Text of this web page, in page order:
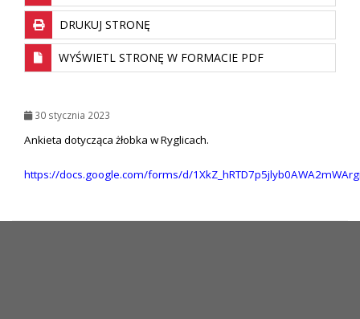
DRUKUJ STRONĘ
WYŚWIETL STRONĘ W FORMACIE PDF
30 stycznia 2023
Ankieta dotycząca żłobka w Ryglicach.
https://docs.google.com/forms/d/